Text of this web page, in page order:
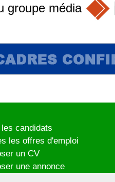
groupe média
les candidats
les offres d'emploi
un CV
une annonce